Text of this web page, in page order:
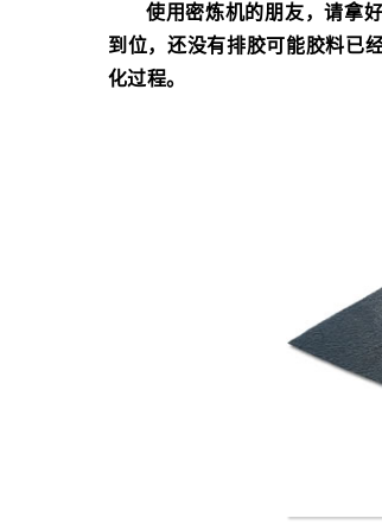
使用密炼机的朋友，请拿
到位，还没有排胶可能胶料已
化过程。